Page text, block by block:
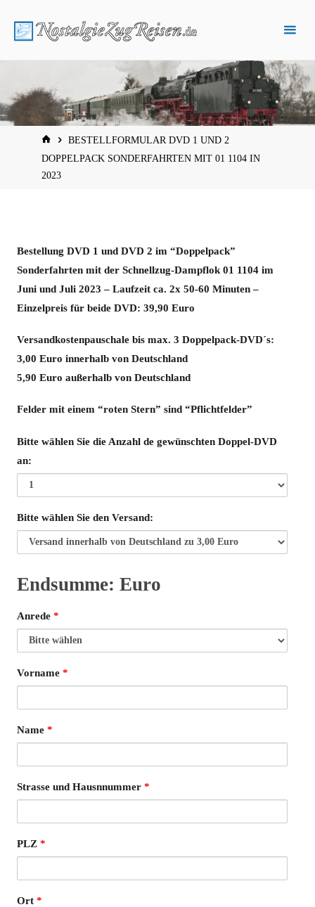
Inhalt
START
BESTELLFORMULAR DVD 1 UND 2
DOPPELPACK SONDERFAHRTEN MIT 01 1104 IN
2023
Bestellung DVD 1 und DVD 2 im “Doppelpack”
Sonderfahrten mit der Schnellzug-Dampflok 01 1104 im
Juni und Juli 2023 – Laufzeit ca. 2x 50-60 Minuten –
Einzelpreis für beide DVD: 39,90 Euro
Versandkostenpauschale bis max. 3 Doppelpack-DVD´s:
3,00 Euro innerhalb von Deutschland
5,90 Euro außerhalb von Deutschland
Felder mit einem “roten Stern” sind “Pflichtfelder”
Bitte wählen Sie die Anzahl de gewünschten Doppel-DVD
an:
Bitte wählen Sie den Versand:
Endsumme
Endsumme: Euro
Anrede *
Vorname *
Name *
Strasse und Hausnnummer *
PLZ *
Ort *